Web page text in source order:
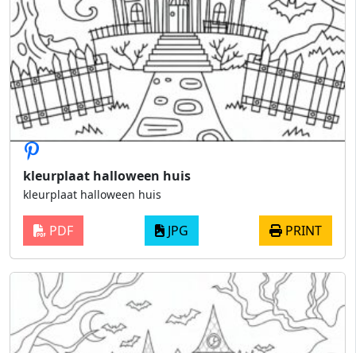
kleurplaat halloween huis
kleurplaat halloween huis
PDF JPG PRINT